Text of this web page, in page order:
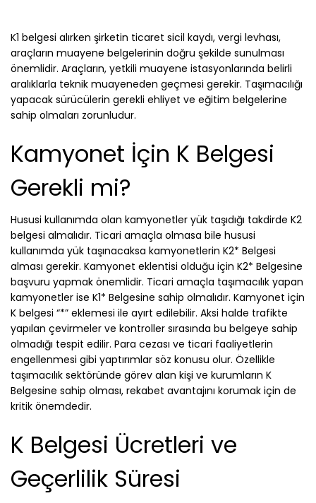
K1 belgesi alırken şirketin ticaret sicil kaydı, vergi levhası,
araçların muayene belgelerinin doğru şekilde sunulması
önemlidir. Araçların, yetkili muayene istasyonlarında belirli
aralıklarla teknik muayeneden geçmesi gerekir. Taşımacılığı
yapacak sürücülerin gerekli ehliyet ve eğitim belgelerine
sahip olmaları zorunludur.
Kamyonet İçin K Belgesi
Gerekli mi?
Hususi kullanımda olan kamyonetler yük taşıdığı takdirde K2
belgesi almalıdır. Ticari amaçla olmasa bile hususi
kullanımda yük taşınacaksa kamyonetlerin K2* Belgesi
alması gerekir. Kamyonet eklentisi olduğu için K2* Belgesine
başvuru yapmak önemlidir. Ticari amaçla taşımacılık yapan
kamyonetler ise K1* Belgesine sahip olmalıdır. Kamyonet için
K belgesi “*” eklemesi ile ayırt edilebilir. Aksi halde trafikte
yapılan çevirmeler ve kontroller sırasında bu belgeye sahip
olmadığı tespit edilir. Para cezası ve ticari faaliyetlerin
engellenmesi gibi yaptırımlar söz konusu olur. Özellikle
taşımacılık sektöründe görev alan kişi ve kurumların K
Belgesine sahip olması, rekabet avantajını korumak için de
kritik önemdedir.
K Belgesi Ücretleri ve
Geçerlilik Süresi